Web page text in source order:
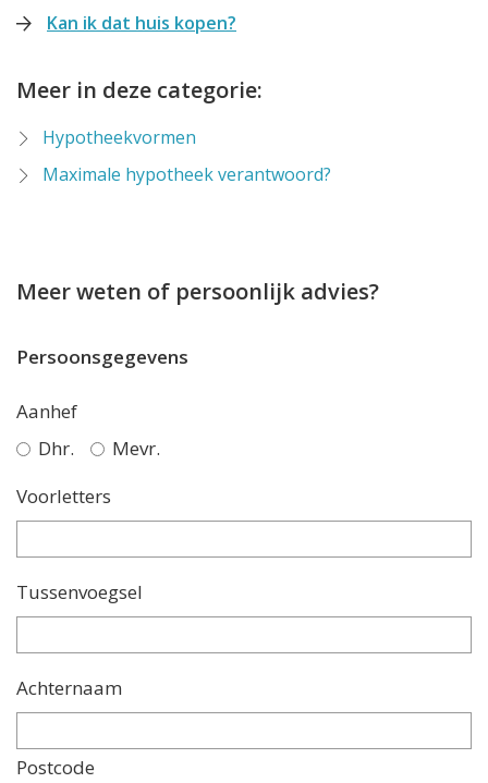
Kan ik dat huis kopen?
Meer in deze categorie:
Hypotheekvormen
Maximale hypotheek verantwoord?
Meer weten of persoonlijk advies?
Persoonsgegevens
Aanhef
Dhr.
Mevr.
Voorletters
Tussenvoegsel
Achternaam
Postcode